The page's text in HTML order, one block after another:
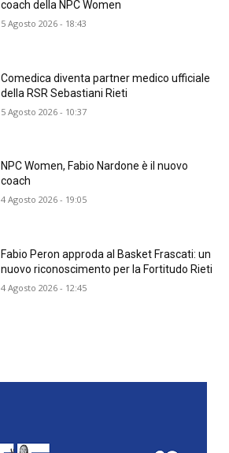
coach della NPC Women
5 Agosto 2026 - 18:43
Comedica diventa partner medico ufficiale
della RSR Sebastiani Rieti
5 Agosto 2026 - 10:37
NPC Women, Fabio Nardone è il nuovo
coach
4 Agosto 2026 - 19:05
Fabio Peron approda al Basket Frascati: un
nuovo riconoscimento per la Fortitudo Rieti
4 Agosto 2026 - 12:45